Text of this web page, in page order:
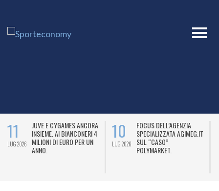
11
LUG 2026
JUVE E CYGAMES ANCORA
INSIEME. AI BIANCONERI 4
MILIONI DI EURO PER UN
ANNO.
10
LUG 2026
FOCUS DELL’AGENZIA
SPECIALIZZATA AGIMEG.IT
SUL “CASO”
POLYMARKET.